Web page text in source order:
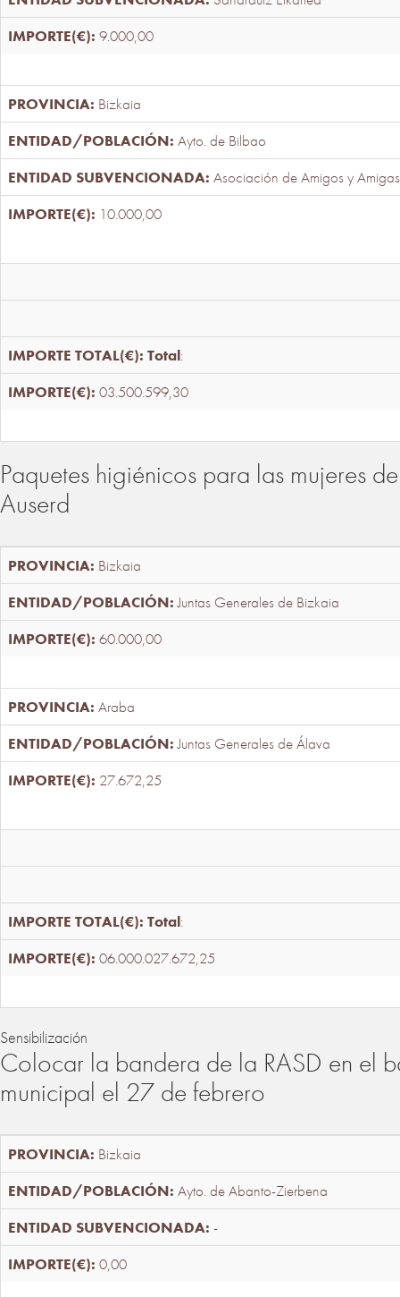
9.000,00
Bizkaia
Ayto. de Bilbao
Asociación de Amigos y
10.000,00
Total:
03.500.599,30
Paquetes higiénicos para las mujeres
Auserd
Bizkaia
Juntas Generales de Bizkaia
60.000,00
Araba
Juntas Generales de Álava
27.672,25
Total:
06.000.027.672,25
Sensibilización
Colocar la bandera de la RASD en el
municipal el 27 de febrero
Bizkaia
Ayto. de Abanto-Zierbena
-
0,00